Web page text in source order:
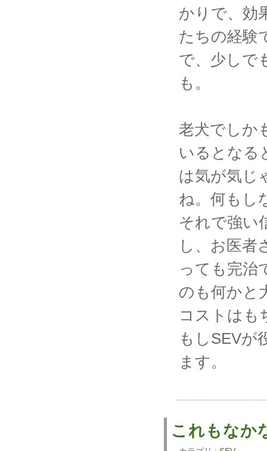
かりで、効
たちの経験
で、少しで
も。
老犬でしか
いるとなる
は気が気じ
ね。何もし
それで強い
し、お医者
っても完治
のも何かと
コストはも
もしSEVが
ます。
これもなか